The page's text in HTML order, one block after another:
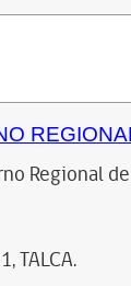
Regional
TALCA.